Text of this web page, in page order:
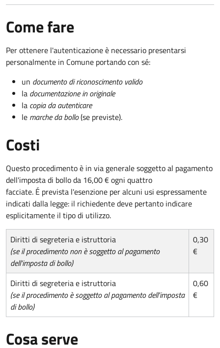
Come fare
Per ottenere l'autenticazione è necessario presentarsi
personalmente in Comune portando con sé:
un documento di riconoscimento valido
la documentazione in originale
la copia da autenticare
le marche da bollo(se previste).
Costi
Questo procedimento è in via generale soggetto al pagamento
dell'imposta di bollo da 16,00 € ogni quattro
facciate. É prevista l'esenzione per alcuni usi espressamente
indicati dalla legge: il richiedente deve pertanto indicare
esplicitamente il tipo di utilizzo.
Diritti di segreteria e istruttoria
(se il procedimento non è soggetto al pagamento
dell'imposta di bollo)
0,30
€
Diritti di segreteria e istruttoria
(se il procedimento è soggetto al pagamento dell'imposta
di bollo)
0,60
€
Cosa serve